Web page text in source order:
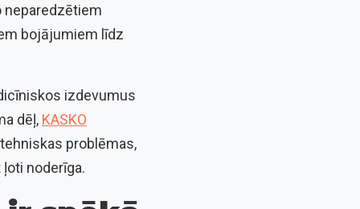
neparedzētiem
bojājumiem līdz
izdevumus
dēļ, KASKO
problēmas,
noderīga.